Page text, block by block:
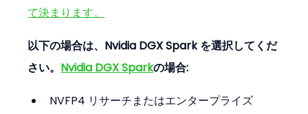
て決まります。
以下の場合は、Nvidia DGX Spark を選択してくだ
さい。 Nvidia DGX Sparkの場合:
NVFP4 リサーチまたはエンタープライズ